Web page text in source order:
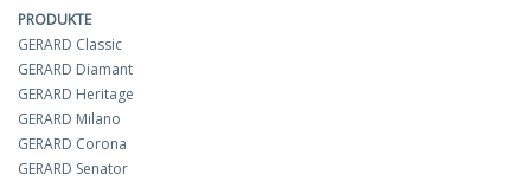
PRODUKTE
GERARD Classic
GERARD Diamant
GERARD Heritage
GERARD Milano
GERARD Corona
GERARD Senator